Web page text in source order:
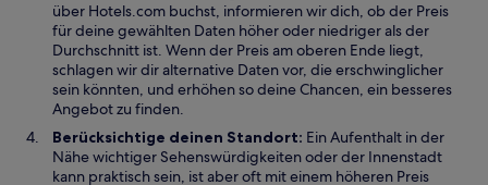
über Hotels.com buchst, informieren wir dich, ob der Preis
für deine gewählten Daten höher oder niedriger als der
Durchschnitt ist. Wenn der Preis am oberen Ende liegt,
schlagen wir dir alternative Daten vor, die erschwinglicher
sein könnten, und erhöhen so deine Chancen, ein besseres
Angebot zu finden.
Berücksichtige deinen Standort: Ein Aufenthalt in der
Nähe wichtiger Sehenswürdigkeiten oder der Innenstadt
kann praktisch sein, ist aber oft mit einem höheren Preis